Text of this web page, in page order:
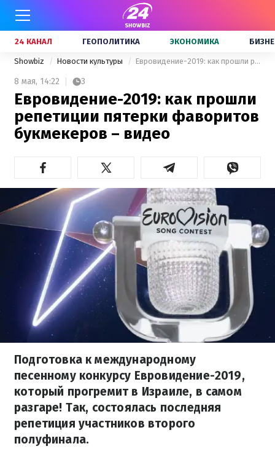
24 КАНАЛ ГЕОПОЛИТИКА ЭКОНОМИКА
Showbiz Новости культуры Евровидение-2019: как прошли репетиции пятерки фаворитов букмекеров – видео
8 мая, 14:22 3
Евровидение-2019: как прошли
репетиции пятерки фаворитов
букмекеров – видео
Подготовка к международному
песенному конкурсу Евровидение-2019,
который прогремит в Израиле, в самом
разгаре! Так, состоялась последняя
репетиция участников второго
полуфинала.